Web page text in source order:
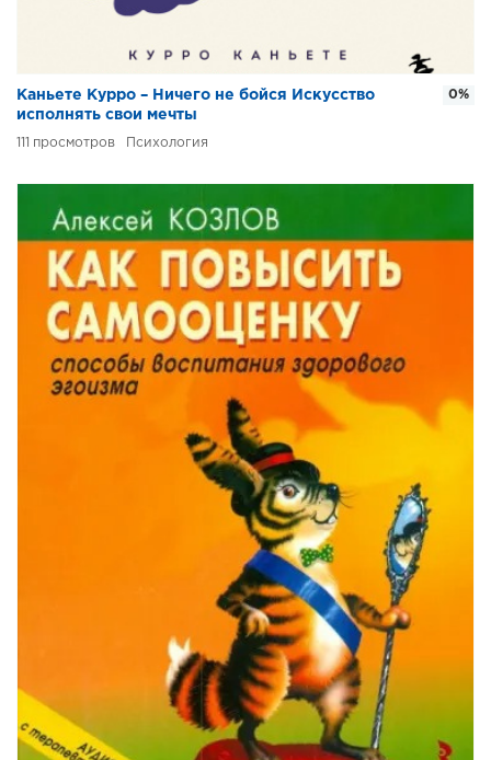
Каньете Курро – Ничего не бойся Искусство
исполнять свои мечты
111 Психология
0%